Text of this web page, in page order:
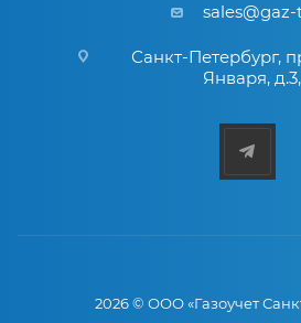
Санкт-Петербург,
Января, д.3,
2026 © ООО «Газоучет